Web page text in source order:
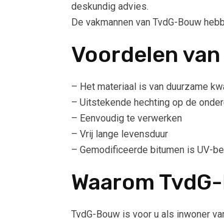
deskundig advies.
De vakmannen van TvdG-Bouw
Voordelen
– Het materiaal is van duurzame
– Uitstekende hechting op de
– Eenvoudig te verwerken
– Vrij lange levensduur
– Gemodificeerde bitumen is UV-
Waarom
TvdG-Bouw is voor u als inwoner